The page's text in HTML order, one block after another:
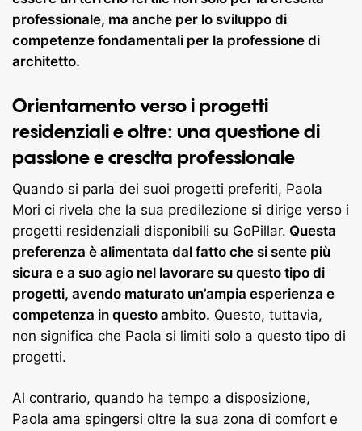
professionale, ma anche per lo sviluppo di
competenze fondamentali per la professione di
architetto.
Orientamento verso i progetti
residenziali e oltre: una questione di
passione e crescita professionale
Quando si parla dei suoi progetti preferiti, Paola
Mori ci rivela che la sua predilezione si dirige verso i
progetti residenziali disponibili su GoPillar. Questa
preferenza è alimentata dal fatto che si sente più
sicura e a suo agio nel lavorare su questo tipo di
progetti, avendo maturato un’ampia esperienza e
competenza in questo ambito. Questo, tuttavia,
non significa che Paola si limiti solo a questo tipo di
progetti.
Al contrario, quando ha tempo a disposizione,
Paola ama spingersi oltre la sua zona di comfort e